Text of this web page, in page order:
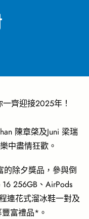
齊迎接2025年！
陳章棨及Juni 梁瑞
中盡情狂歡。
除夕獎品， 參與倒
256GB、AirPods
連花式溜冰鞋一對及
富禮品*。